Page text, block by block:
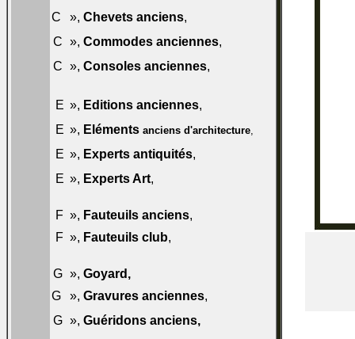
C », Chevets anciens,
C », Commodes anciennes,
C », Consoles anciennes,
E », Editions anciennes,
E », Eléments anciens d'architecture,
E », Experts antiquités,
E », Experts Art,
F », Fauteuils anciens,
F », Fauteuils club,
G », Goyard ,
G », Gravures anciennes,
G », Guéridons anciens,